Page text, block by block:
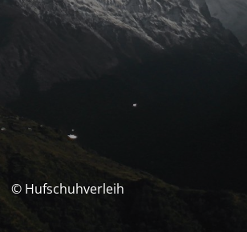
© Hufschuhverleih